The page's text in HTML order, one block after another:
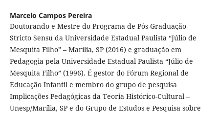
Marcelo Campos Pereira
Doutorando e Mestre do Programa de Pós-Graduação
Stricto Sensu da Universidade Estadual Paulista “Júlio de
Mesquita Filho” – Marília, SP (2016) e graduação em
Pedagogia pela Universidade Estadual Paulista “Júlio de
Mesquita Filho” (1996). É gestor do Fórum Regional de
Educação Infantil e membro do grupo de pesquisa
Implicações Pedagógicas da Teoria Histórico-Cultural –
Unesp/Marília, SP e do Grupo de Estudos e Pesquisa sobre